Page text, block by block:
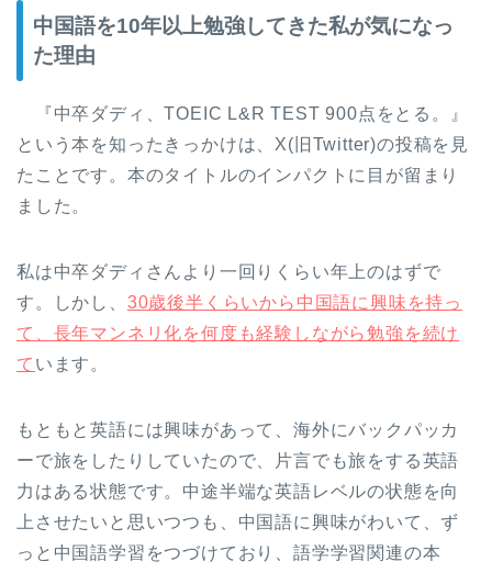
中国語を10年以上勉強してきた私が気になっ
た理由
『中卒ダディ、TOEIC L&R TEST 900点をとる。』
という本を知ったきっかけは、X(旧Twitter)の投稿を見
たことです。本のタイトルのインパクトに目が留まり
ました。
私は中卒ダディさんより一回りくらい年上のはずで
す。しかし、 30歳後半くらいから中国語に興味を持っ
て、長年マンネリ化を何度も経験しながら勉強を続け
て います。
もともと英語には興味があって、海外にバックパッカ
ーで旅をしたりしていたので、片言でも旅をする英語
力はある状態です。中途半端な英語レベルの状態を向
上させたいと思いつつも、中国語に興味がわいて、ず
っと中国語学習をつづけており、語学学習関連の本